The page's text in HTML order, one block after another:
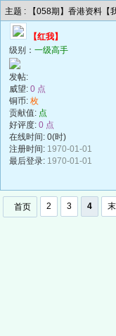
主题 : 【058期】香港资料【
【红我】
级别： 一级高手
发帖:
威望: 0 点
铜币: 枚
贡献值: 点
好评度: 0 点
在线时间: 0(时)
注册时间: 1970-01-01
最后登录: 1970-01-01
首页 2 3 4